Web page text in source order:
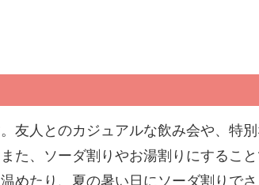
友人とのカジュアルな飲み会や、特
た、ソーダ割りやお湯割りにするこ
めたり、夏の暑い日にソーダ割りで